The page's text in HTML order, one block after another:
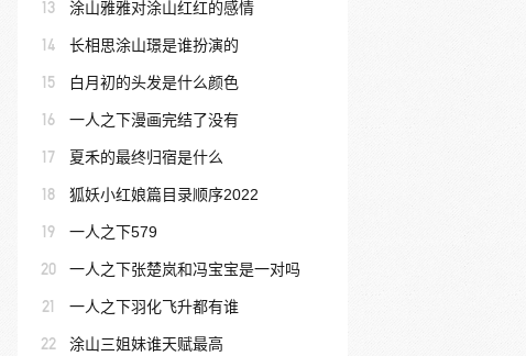
13 涂山雅雅对涂山红红的感情
14 长相思涂山璟是谁扮演的
15 白月初的头发是什么颜色
16 一人之下漫画完结了没有
17 夏禾的最终归宿是什么
18 狐妖小红娘篇目录顺序2022
19 一人之下579
20 一人之下张楚岚和冯宝宝是一对吗
21 一人之下羽化飞升都有谁
22 涂山三姐妹谁天赋最高